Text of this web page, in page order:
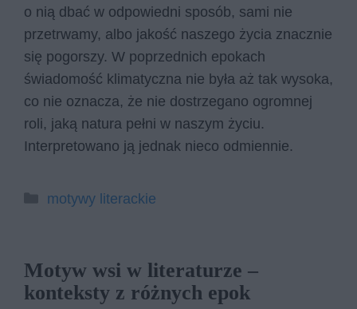
o nią dbać w odpowiedni sposób, sami nie
przetrwamy, albo jakość naszego życia znacznie
się pogorszy. W poprzednich epokach
świadomość klimatyczna nie była aż tak wysoka,
co nie oznacza, że nie dostrzegano ogromnej
roli, jaką natura pełni w naszym życiu.
Interpretowano ją jednak nieco odmiennie.
Kategorie
motywy literackie
Motyw wsi w literaturze –
konteksty z różnych epok